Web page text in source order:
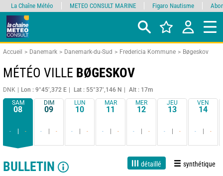
Accueil Danemark Danemark-du-Sud Fredericia Kommune Bøgeskov
MÉTÉO VILLE BØGESKOV
DNK Lon : 9°45’,372 E Lat : 55°37’,146 N
Alt : 17m
SAM
08
- -
DIM
09
- -
LUN
10
- -
MAR
11
- -
MER
12
- -
JEU
13
- -
VEN
14
- -
BULLETIN détaillé synthétique
La Chaîne Météo METEO CONSULT MARINE Figaro Nautisme